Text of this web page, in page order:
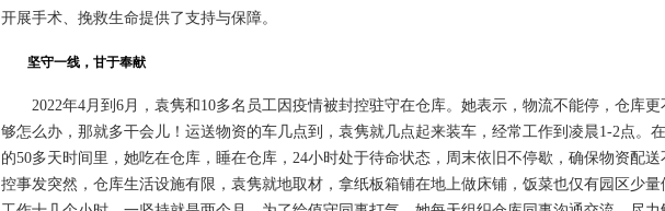
开展手术、挽救生命提供了支持与保障。
坚守一线，甘于奉献
2022年4月到6月，袁隽和10多名员工因疫情被封控驻守在仓库。她表示，物流不能停，仓库更
够怎么办，那就多干会儿！运送物资的车几点到，袁隽就几点起来装车，经常工作到凌晨1-2点。
的50多天时间里，她吃在仓库，睡在仓库，24小时处于待命状态，周末依旧不停歇，确保物资配
控事发突然，仓库生活设施有限，袁隽就地取材，拿纸板箱铺在地上做床铺，饭菜也仅有园区少量